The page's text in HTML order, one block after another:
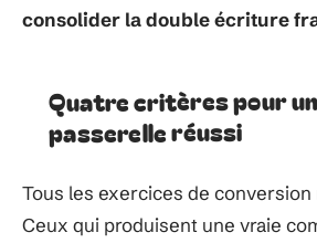
consolider la double écriture
Quatre critères pour
passerelle réussi
Tous les exercices de conversion
Ceux qui produisent une vraie